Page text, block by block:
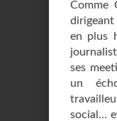
Comme
dirigeant
en plus
ses
un
social…